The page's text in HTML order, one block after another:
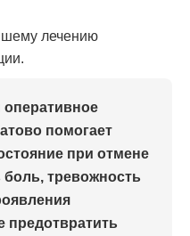
лечению
помогает
при отмене
боль, тревожность
предотвратить